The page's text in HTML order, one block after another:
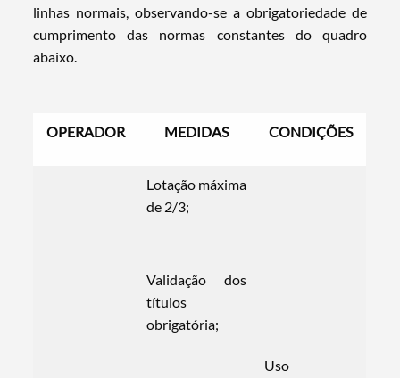
linhas normais, observando-se a obrigatoriedade de
cumprimento das normas constantes do quadro
abaixo.
OPERADOR MEDIDAS CONDIÇÕES
Lotação máxima
de 2/3;
Validação dos
títulos
obrigatória;
Uso